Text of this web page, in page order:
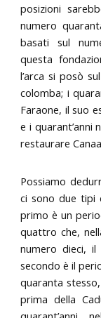
posizioni
numero
basati sul
questa
l’arca si posò
colomba; i
Faraone, il suo
e i quarant’anni
restaurare
Possiamo
ci sono due tipi
primo è un
quattro che,
numero dieci, il
secondo è il
quaranta
prima della